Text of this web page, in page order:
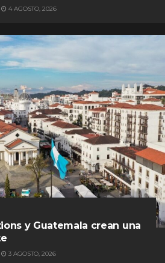
4 AGOSTO, 2026
y Guatemala crean una
3 AGOSTO, 2026